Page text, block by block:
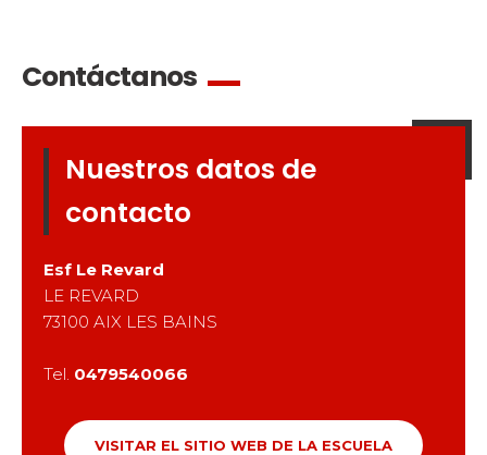
Nuestros datos de
contacto
Esf Le Revard
LE REVARD
73100 AIX LES BAINS
Tel. 0479540066
VISITAR EL SITIO WEB DE LA ESCUELA
Contáctanos